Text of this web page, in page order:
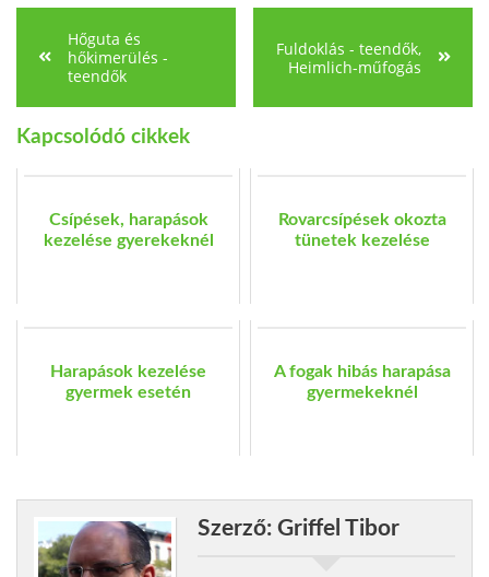
Hőguta és
hőkimerülés -
teendők
Fuldoklás - teendők,
Heimlich-műfogás
Kapcsolódó cikkek
Csípések, harapások
kezelése gyerekeknél
Rovarcsípések okozta
tünetek kezelése
Harapások kezelése
gyermek esetén
A fogak hibás harapása
gyermekeknél
Szerző: Griffel Tibor